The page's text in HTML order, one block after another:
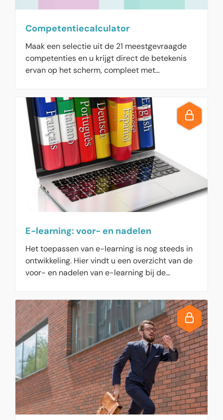
Competentiecalculator
Maak een selectie uit de 21 meestgevraagde
competenties en u krijgt direct de betekenis
ervan op het scherm, compleet met
E-learning: voor- en nadelen
Het toepassen van e-learning is nog steeds in
ontwikkeling. Hier vindt u een overzicht van de
voor- en nadelen van e-learning bij de